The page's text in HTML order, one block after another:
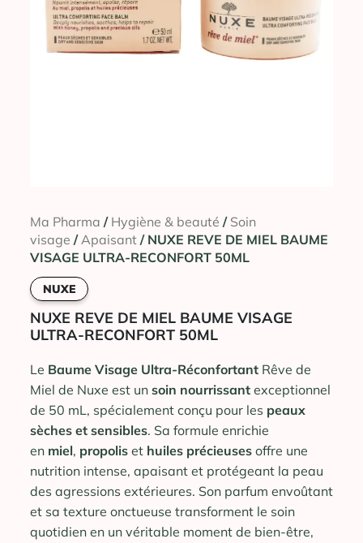
Ma Pharma / Hygiène & beauté / Soin
visage /Apaisant / NUXE REVE DE MIEL BAUME
VISAGE ULTRA-RECONFORT 50ML
NUXE
NUXE REVE DE MIEL BAUME VISAGE
ULTRA-RECONFORT 50ML
Le Baume Visage Ultra-Réconfortant Rêve de
Miel de Nuxe est un soin nourrissant exceptionnel
de 50 mL, spécialement conçu pour les peaux
sèches et sensibles. Sa formule enrichie
en miel, propolis et huiles précieuses offre une
nutrition intense, apaisant et protégeant la peau
des agressions extérieures. Son parfum envoûtant
et sa texture onctueuse transforment le soin
quotidien en un véritable moment de bien-être,